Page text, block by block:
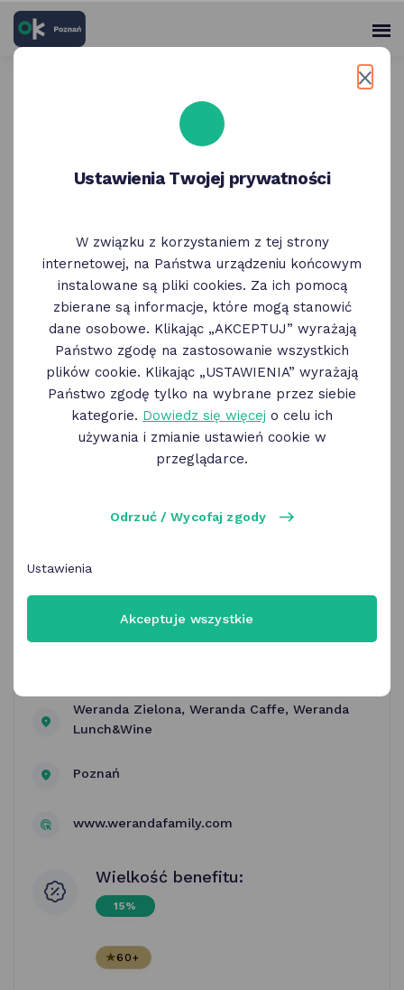
skróty
głównych
Panel
Weranda Caffe, Zielona
Lunch&Wine | menu
restauracji
Weranda Caffe, Zielona Weranda,
Weranda Lunch&Wine | menu
restauracji
Weranda Zielona, Weranda Caffe, Weranda
Lunch&Wine
Poznań
www.werandafamily.com
Wielkość benefitu:
15%
60+
Ustawienia Twojej prywatności
W związku z korzystaniem z tej strony
internetowej, na Państwa urządzeniu końcowym
instalowane są pliki cookies. Za ich pomocą
zbierane są informacje, które mogą stanowić
dane osobowe. Klikając „AKCEPTUJ” wyrażają
Państwo zgodę na zastosowanie wszystkich
plików cookie. Klikając „USTAWIENIA” wyrażają
Państwo zgodę tylko na wybrane przez siebie
kategorie. Dowiedz się więcej o celu ich
używania i zmianie ustawień cookie w
przeglądarce.
Odrzuć / Wycofaj zgody
Ustawienia
Akceptuje wszystkie